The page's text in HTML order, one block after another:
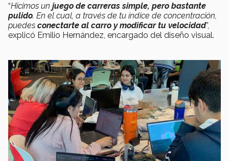
“Hicimos un juego de carreras simple, pero bastante
pulido. En el cual, a través de tu índice de concentración,
puedes conectarte al carro y modificar tu velocidad”,
explicó Emilio Hernández, encargado del diseño visual.